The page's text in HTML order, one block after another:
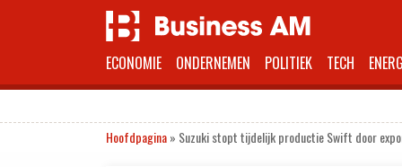
ECONOMIE ONDERNEMEN POLITIEK TECH
Hoofdpagina» Suzuki stopt tijdelijk productie Swift door